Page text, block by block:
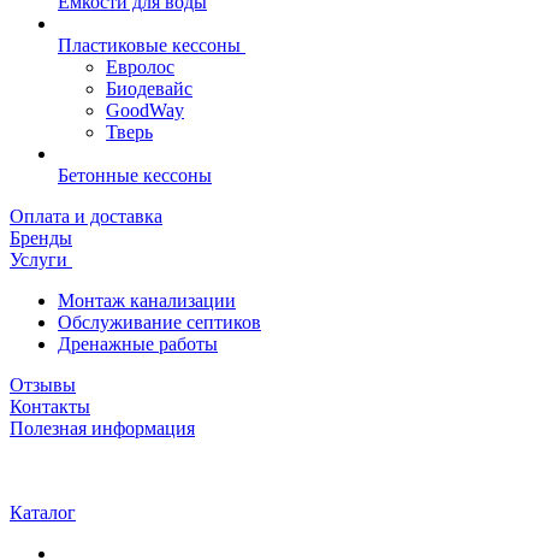
Пластиковые кессоны
Евролос
Биодевайс
GoodWay
Тверь
Бетонные кессоны
Оплата и доставка
Бренды
Услуги
Монтаж канализации
Обслуживание септиков
Дренажные работы
Отзывы
Контакты
Полезная информация
Каталог